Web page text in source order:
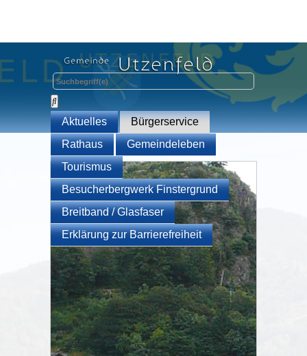
Aktuelles
Bürgerservice
Rathaus
Gemeindeleben
Tourismus
Besucherbergwerk Finstergrund
Breitband / Glasfaser
Erklärung zur Barrierefreiheit